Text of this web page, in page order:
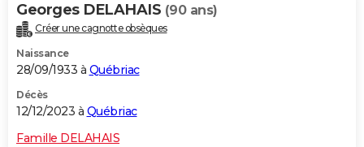
Georges DELAHAIS (90 ans)
Créer une cagnotte obsèques
Naissance
28/09/1933 à Québriac
Décès
12/12/2023 à Québriac
Famille DELAHAIS